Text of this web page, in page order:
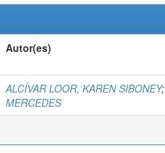
Autor(es)
ALCÍVAR LOOR, KAREN SIBONEY;
MERCEDES